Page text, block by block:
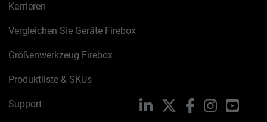
Karrieren
Vergleichen Sie Geräte Firebox
Größenwerkzeug Firebox
Produktliste & SKUs
Support LinkedIn FacebookInstagram